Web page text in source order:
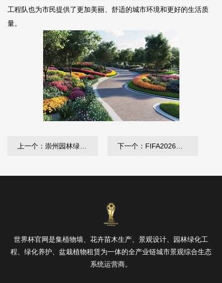
工程队也为市民提供了更加美丽、舒适的城市环境和更好的生活质
量。
世界杯官网是集植物墙、花卉苗木生产、景观设计、园林绿化工
程、绿化养护、盆栽植物租赁为一体的全产业链城市景观综合生态
系统运营商。